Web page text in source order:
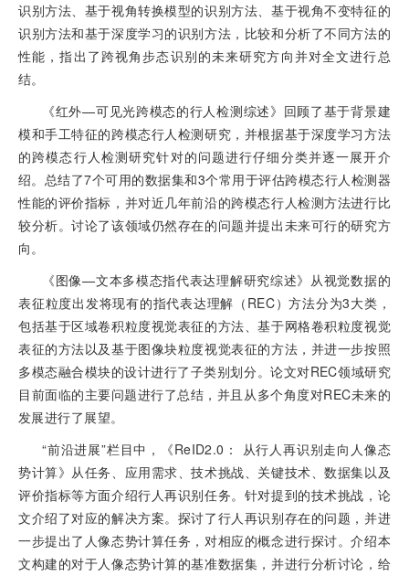
识别方法、基于视角转换模型的识别方法、基于视角不变特征的
识别方法和基于深度学习的识别方法，比较和分析了不同方法的
性能，指出了跨视角步态识别的未来研究方向并对全文进行总
结。
《红外—可见光跨模态的行人检测综述》回顾了基于背景建
模和手工特征的跨模态行人检测研究，并根据基于深度学习方法
的跨模态行人检测研究针对的问题进行仔细分类并逐一展开介
绍。总结了7个可用的数据集和3个常用于评估跨模态行人检测器
性能的评价指标，并对近几年前沿的跨模态行人检测方法进行比
较分析。讨论了该领域仍然存在的问题并提出未来可行的研究方
向。
《图像—文本多模态指代表达理解研究综述》从视觉数据的
表征粒度出发将现有的指代表达理解（REC）方法分为3大类，
包括基于区域卷积粒度视觉表征的方法、基于网格卷积粒度视觉
表征的方法以及基于图像块粒度视觉表征的方法，并进一步按照
多模态融合模块的设计进行了子类别划分。论文对REC领域研究
目前面临的主要问题进行了总结，并且从多个角度对REC未来的
发展进行了展望。
“前沿进展”栏目中，《ReID2.0： 从行人再识别走向人像态
势计算》从任务、应用需求、技术挑战、关键技术、数据集以及
评价指标等方面介绍行人再识别任务。针对提到的技术挑战，论
文介绍了对应的解决方案。探讨了行人再识别存在的问题，并进
一步提出了人像态势计算任务，对相应的概念进行探讨。介绍本
文构建的对于人像态势计算的基准数据集，并进行分析讨论，给